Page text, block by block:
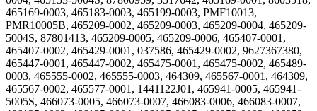
465169-0003, 465183-0003, 465199-0003, PMF10013,
PMR10005B, 465209-0002, 465209-0003, 465209-0004, 465209-
5004S, 87801413, 465209-0005, 465209-0006, 465407-0001,
465407-0002, 465429-0001, 037586, 465429-0002, 9627367380,
465447-0001, 465447-0002, 465475-0001, 465475-0002, 465489-
0003, 465555-0002, 465555-0003, 464309, 465567-0001, 464309,
465567-0002, 465577-0001, 1441122J01, 465941-0005, 465941-
5005S, 466073-0005, 466073-0007, 466083-0006, 466083-0007,